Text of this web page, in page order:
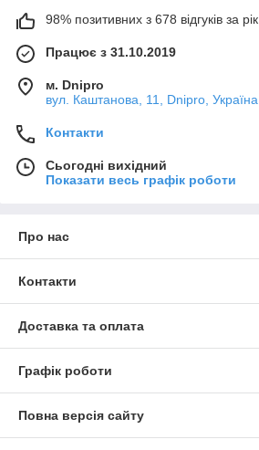
98% позитивних з 678 відгуків за рік
Працює з 31.10.2019
м. Dnipro
вул. Каштанова, 11, Dnipro, Україна
Контакти
Сьогодні вихідний
Показати весь графік роботи
Про нас
Контакти
Доставка та оплата
Графік роботи
Повна версія сайту